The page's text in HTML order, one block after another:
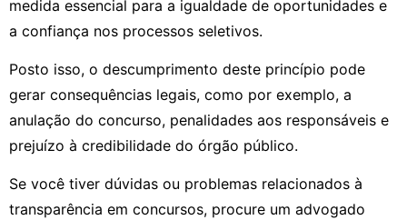
medida essencial para a igualdade de oportunidades e
a confiança nos processos seletivos.
Posto isso, o descumprimento deste princípio pode
gerar consequências legais, como por exemplo, a
anulação do concurso, penalidades aos responsáveis e
prejuízo à credibilidade do órgão público.
Se você tiver dúvidas ou problemas relacionados à
transparência em concursos, procure um advogado